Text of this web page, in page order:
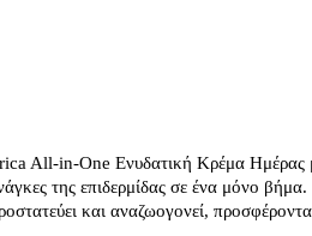
All-in-One Ενυδατική Κρέμα Ημέρας
της επιδερμίδας σε ένα μόνο βήμα.
και αναζωογονεί,